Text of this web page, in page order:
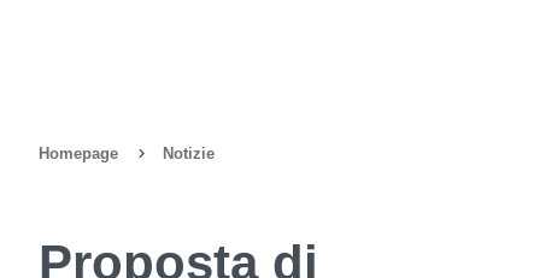
Homepage Notizie
Proposta di